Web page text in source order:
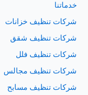
خدماتنا
شركات تنظيف خزانات
شركات تنظيف شقق
شركات تنظيف فلل
شركات تنظيف مجالس
شركات تنظيف مسابح